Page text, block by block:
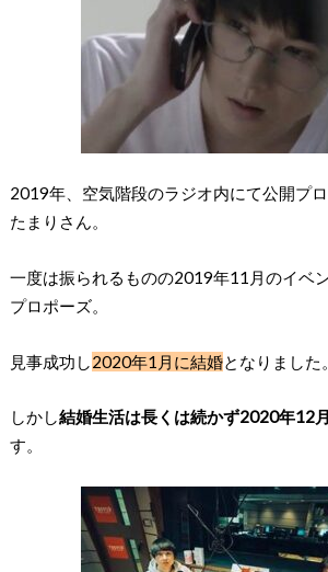
2019年、空気階段のラジオ内にて公開プ
たまりさん。
一度は振られるものの2019年11月のイベ
プロポーズ。
見事成功し 2020年1月に結婚となりました。
しかし結婚生活は長くは続かず2020年12
す。